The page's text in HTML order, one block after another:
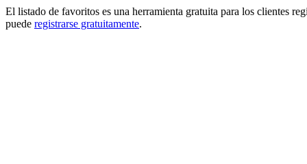
El listado de favoritos es una herramienta gratuita para los clientes
puede registrarse gratuitamente.